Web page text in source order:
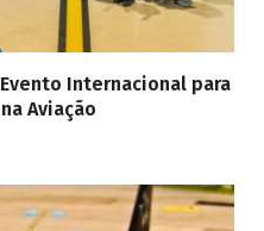
Internacional para
Aviação